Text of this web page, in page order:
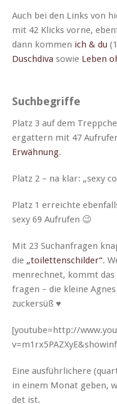
Auch bei den Links von
mit 42 Klicks vorne,
dann kom­men ich & du
Duschdi­va sowie Leben
Suchbegriffe
Platz 3 auf dem
ergat­tern mit 47
Erwäh­nung.
Platz 2 – na klar: „sexy
Platz 1 erre­ichte
sexy 69 Aufrufen 😉
Mit 23 Suchan­fra­gen
die „toi­let­ten­schilder“.
men­rech­net, kommt
fra­gen – die kleine
zuckersüß ♥
[youtube=http://
Eine aus­führlichere
in einem Monat geben,
det ist.